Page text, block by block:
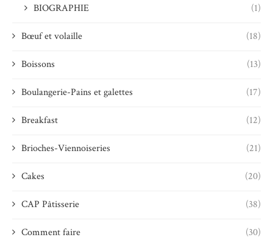
BIOGRAPHIE (1)
Bœuf et volaille (18)
Boissons (13)
Boulangerie-Pains et galettes (17)
Breakfast (12)
Brioches-Viennoiseries (21)
Cakes (20)
CAP Pâtisserie (38)
Comment faire (30)